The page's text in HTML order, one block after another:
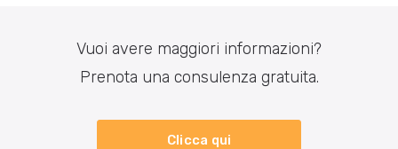
Vuoi avere maggiori informazioni?
Prenota una consulenza gratuita.
Clicca qui